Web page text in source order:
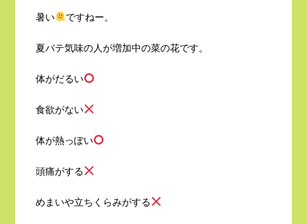
暑い ですねー。
夏バテ気味の人が増加中の菜の花です。
体がだるい
食欲がない
体が熱っぽい
頭痛がする
めまいや立ちくらみがする